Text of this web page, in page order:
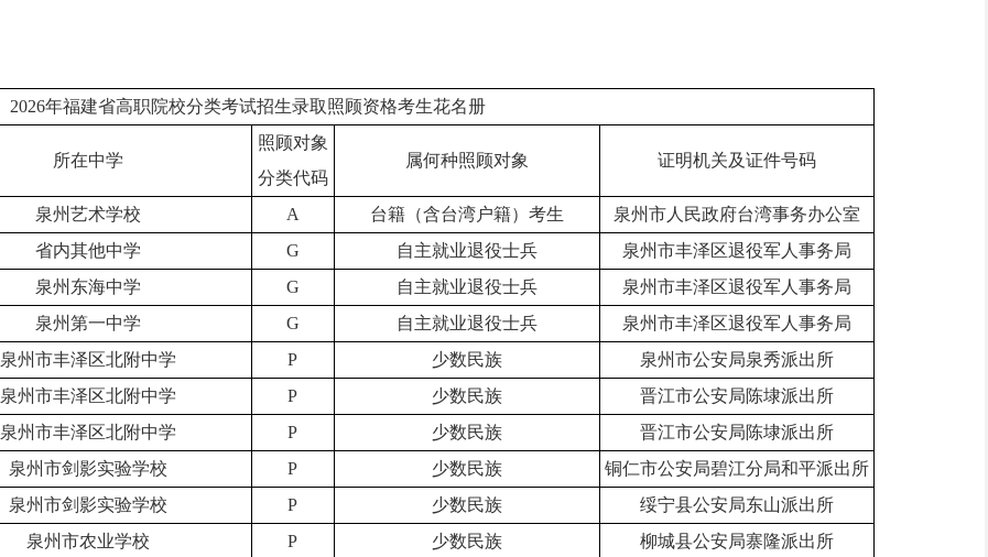
2026年福建省高职院校分类考试招生录取照顾资格考生花名册
所在中学
照顾对象
分类代码
属何种照顾对象 证明机关及证件号码
泉州艺术学校 A 台籍（含台湾户籍）考生
泉州市人民政府台湾事务办公室
省内其他中学 G 自主就业退役士兵
泉州市丰泽区退役军人事务局
泉州东海中学 G 自主就业退役士兵
泉州市丰泽区退役军人事务局
泉州第一中学 G 自主就业退役士兵
泉州市丰泽区退役军人事务局
泉州市丰泽区北附中学 P 少数民族
泉州市公安局泉秀派出所
泉州市丰泽区北附中学 P 少数民族
晋江市公安局陈埭派出所
泉州市丰泽区北附中学 P 少数民族
晋江市公安局陈埭派出所
泉州市剑影实验学校 P 少数民族
铜仁市公安局碧江分局和平派出所
泉州市剑影实验学校 P 少数民族
绥宁县公安局东山派出所
泉州市农业学校 P 少数民族
柳城县公安局寨隆派出所